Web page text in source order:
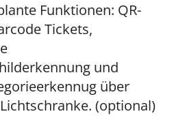
Funktionen: QR-
Tickets,
und
über
(optional)